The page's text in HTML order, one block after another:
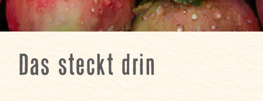
Das steckt drin